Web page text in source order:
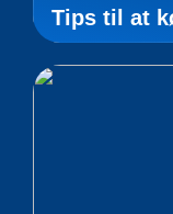
Tips til at